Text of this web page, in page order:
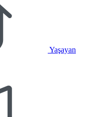
Yaşayan